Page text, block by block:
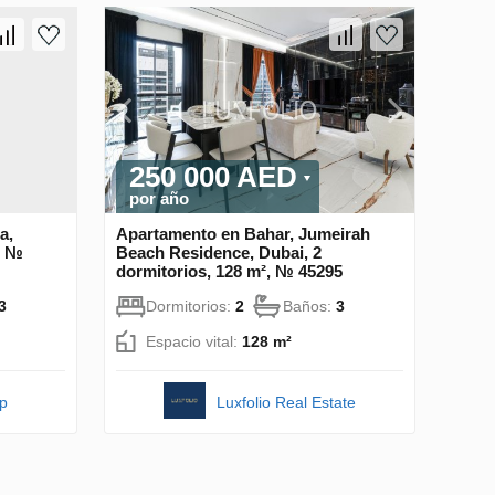
№
250 000 AED
por año
Apartamento en Bahar, Jumeirah
Beach Residence, Dubai, 2
dormitorios, 128 m², № 45295
Dormitorios: 2 Baños: 3
Espacio vital: 128 m²
Luxfolio Real Estate